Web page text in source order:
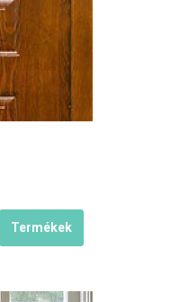
Termékek